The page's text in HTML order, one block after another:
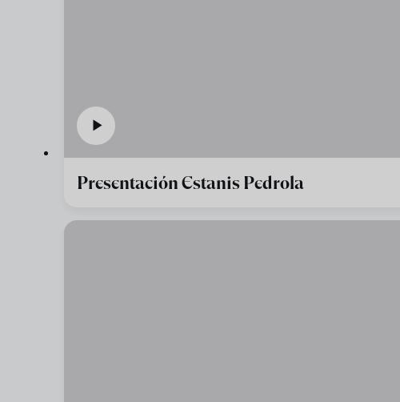
Presentación Estanis Pedrola